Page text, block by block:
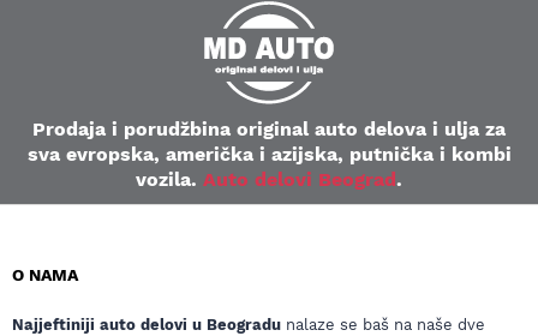
Prodaja i porudžbina original auto delova i ulja za
sva evropska, američka i azijska, putnička i kombi
vozila. Auto delovi Beograd.
O NAMA
Najjeftiniji auto delovi u Beogradu nalaze se baš na naše dve